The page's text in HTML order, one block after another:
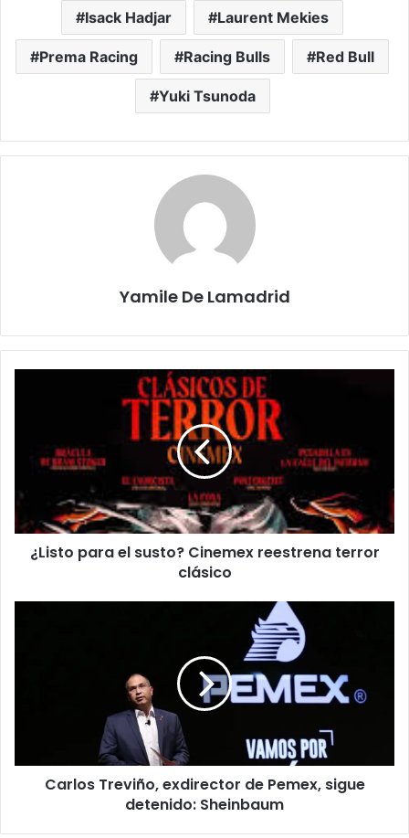
Isack Hadjar Laurent Mekies
Prema Racing Racing Bulls Red Bull
Yuki Tsunoda
Yamile De Lamadrid
Cinemex
reestrena
terror
clásico
¿Listo para el susto? Cinemex reestrena terror
clásico
Carlos Treviño, exdirector de Pemex, sigue
detenido: Sheinbaum